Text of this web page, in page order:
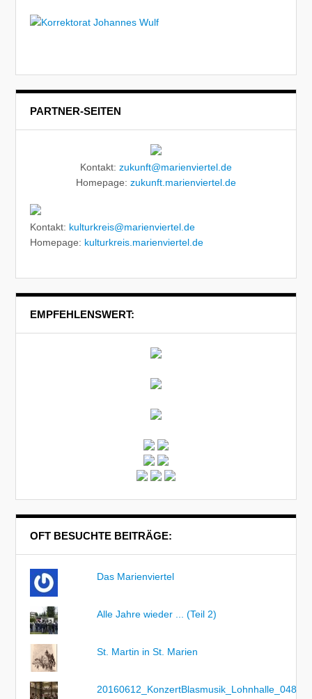
PARTNER-SEITEN
Kontakt: zukunft@marienviertel.de
Homepage: zukunft.marienviertel.de
Kontakt: kulturkreis@marienviertel.de
Homepage: kulturkreis.marienviertel.de
EMPFEHLENSWERT:
OFT BESUCHTE BEITRÄGE:
Das Marienviertel
Alle Jahre wieder ... (Teil 2)
St. Martin in St. Marien
20160612_KonzertBlasmusik_Lohnhalle_048